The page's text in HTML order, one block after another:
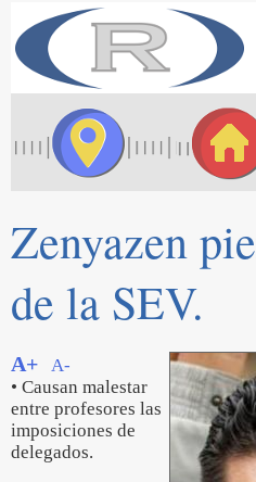
Zenyazen
de la SEV.
A+
A-
• Causan malestar
entre profesores las
imposiciones de
delegados.